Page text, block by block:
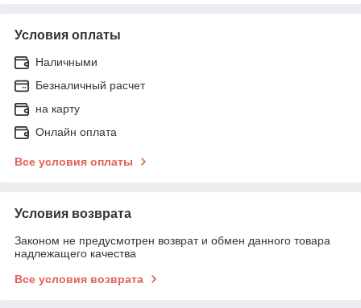
Условия оплаты
Наличными
Безналичный расчет
на карту
Онлайн оплата
Все условия оплаты
Условия возврата
Законом не предусмотрен возврат и обмен данного товара
надлежащего качества
Все условия возврата